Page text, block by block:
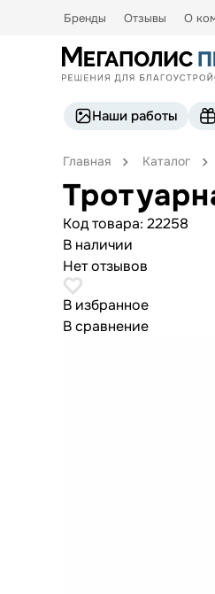
Бренды Отзывы О
Наши работы
Главная Каталог
Код товара: 22258
В наличии
Нет отзывов
В избранное
В сравнение